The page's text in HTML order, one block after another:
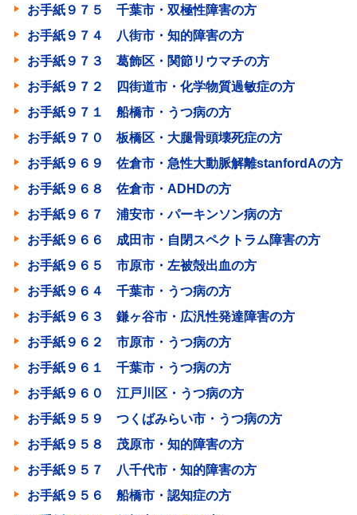
お手紙９７５ 千葉市・双極性障害の方
お手紙９７４ 八街市・知的障害の方
お手紙９７３ 葛飾区・関節リウマチの方
お手紙９７２ 四街道市・化学物質過敏症の方
お手紙９７１ 船橋市・うつ病の方
お手紙９７０ 板橋区・大腿骨頭壊死症の方
お手紙９６９ 佐倉市・急性大動脈解離stanfordAの方
お手紙９６８ 佐倉市・ADHDの方
お手紙９６７ 浦安市・パーキンソン病の方
お手紙９６６ 成田市・自閉スペクトラム障害の方
お手紙９６５ 市原市・左被殻出血の方
お手紙９６４ 千葉市・うつ病の方
お手紙９６３ 鎌ヶ谷市・広汎性発達障害の方
お手紙９６２ 市原市・うつ病の方
お手紙９６１ 千葉市・うつ病の方
お手紙９６０ 江戸川区・うつ病の方
お手紙９５９ つくばみらい市・うつ病の方
お手紙９５８ 茂原市・知的障害の方
お手紙９５７ 八千代市・知的障害の方
お手紙９５６ 船橋市・認知症の方